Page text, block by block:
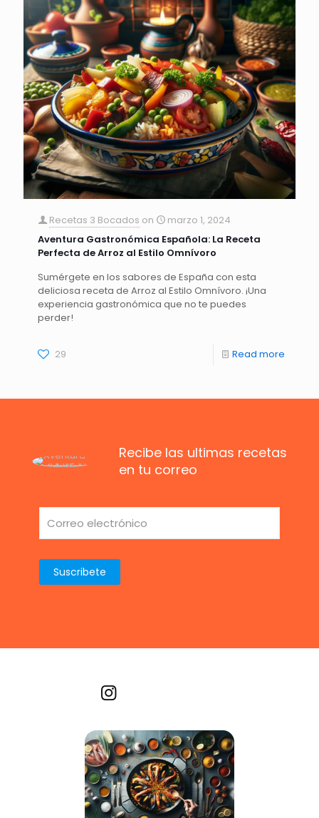
Recetas 3 Bocados on
marzo 1, 2024
Aventura Gastronómica Española: La Receta
Perfecta de Arroz al Estilo Omnívoro
Sumérgete en los sabores de España con esta
deliciosa receta de Arroz al Estilo Omnívoro. ¡Una
experiencia gastronómica que no te puedes
perder!
29 Read more
Recibe las ultimas recetas
en tu correo